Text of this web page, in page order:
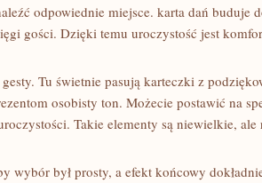
odpowiednie miejsce. karta dań buduje
gości. Dzięki temu uroczystość jest
gesty. Tu świetnie pasują karteczki z
osobisty ton. Możecie postawić na
Takie elementy są niewielkie,
wybór był prosty, a efekt końcowy